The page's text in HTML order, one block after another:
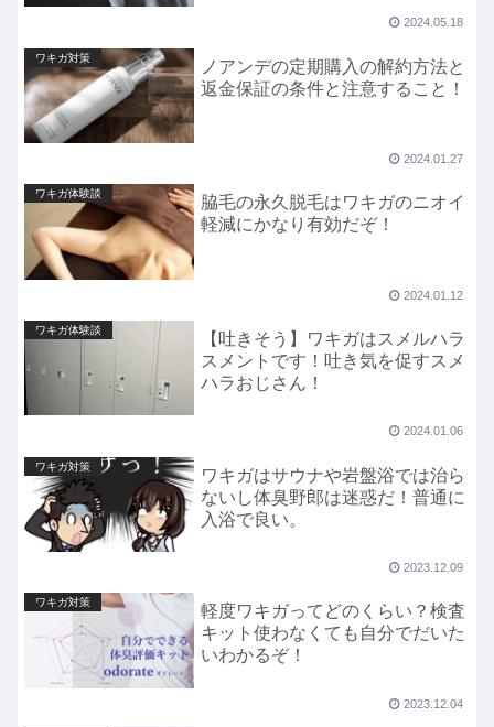
2024.05.18
ワキガ対策
ノアンデの定期購入の解約方法と
返金保証の条件と注意すること！
2024.01.27
ワキガ体験談
脇毛の永久脱毛はワキガのニオイ
軽減にかなり有効だぞ！
2024.01.12
ワキガ体験談
【吐きそう】ワキガはスメルハラ
スメントです！吐き気を促すスメ
ハラおじさん！
2024.01.06
ワキガ対策
ワキガはサウナや岩盤浴では治ら
ないし体臭野郎は迷惑だ！普通に
入浴で良い。
2023.12.09
ワキガ対策
軽度ワキガってどのくらい？検査
キット使わなくても自分でだいた
いわかるぞ！
2023.12.04